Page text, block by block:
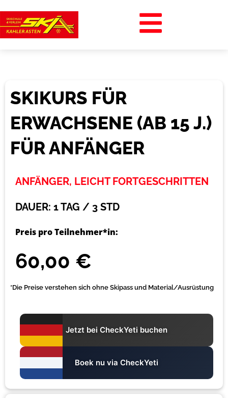
Inhalt
springen
SKIKURS FÜR
ERWACHSENE (AB 15 J.)
FÜR ANFÄNGER
ANFÄNGER, LEICHT FORTGESCHRITTEN
DAUER: 1 TAG / 3 STD
Preis pro Teilnehmer*in:
60,00 €
*Die Preise verstehen sich ohne Skipass und Material/Ausrüstung
Jetzt bei CheckYeti buchen
Boek nu via CheckYeti